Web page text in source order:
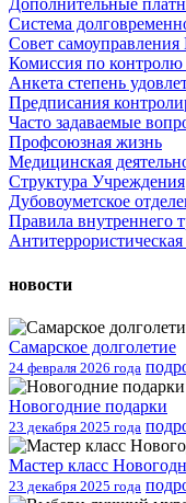
Дополнительные
Система
Совет
Комиссия по контролю
Анкета степень
Предписания
Часто задаваемые
Профсоюзная жизнь
Медицинская
Структура Учреждения
Дубовоуметское
Правила внутреннего
новости
Самарское долголетие
24 февраля 2026 года
Новогодние подарки
23 декабря 2025 года
Мастер класс
23 декабря 2025 года